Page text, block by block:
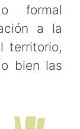
formal
a la
territorio,
bien las